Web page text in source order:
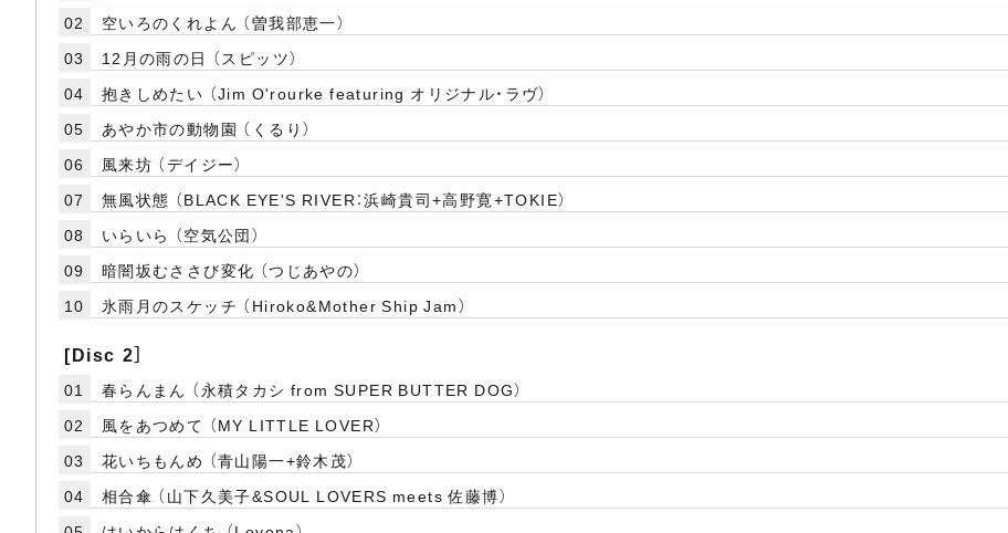
02
空いろのくれよん （曽我部恵一）
03
12月の雨の日 （スピッツ）
04
抱きしめたい （Jim O'rourke featuring オリジナル・ラヴ）
05
あやか市の動物園 （くるり）
06
風来坊 （デイジー）
07
無風状態 （BLACK EYE'S RIVER：浜崎貴司+高野寛+TOKIE）
08
いらいら （空気公団）
09
暗闇坂むささび変化 （つじあやの）
10
氷雨月のスケッチ （Hiroko&Mother Ship Jam）
[Disc 2］
01
春らんまん （永積タカシ from SUPER BUTTER DOG）
02
風をあつめて （MY LITTLE LOVER）
03
花いちもんめ （青山陽一+鈴木茂）
04
相合傘 （山下久美子&SOUL LOVERS meets 佐藤博）